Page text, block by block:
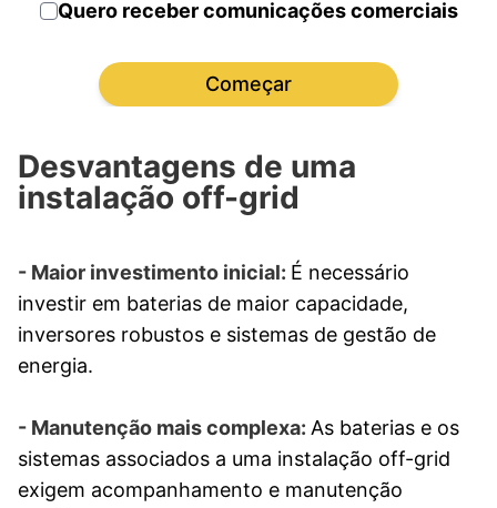
Quero receber comunicações comerciais
Começar
Desvantagens de uma
instalação off-grid
- Maior investimento inicial: É necessário
investir em baterias de maior capacidade,
inversores robustos e sistemas de gestão de
energia.
- Manutenção mais complexa: As baterias e os
sistemas associados a uma instalação off-grid
exigem acompanhamento e manutenção